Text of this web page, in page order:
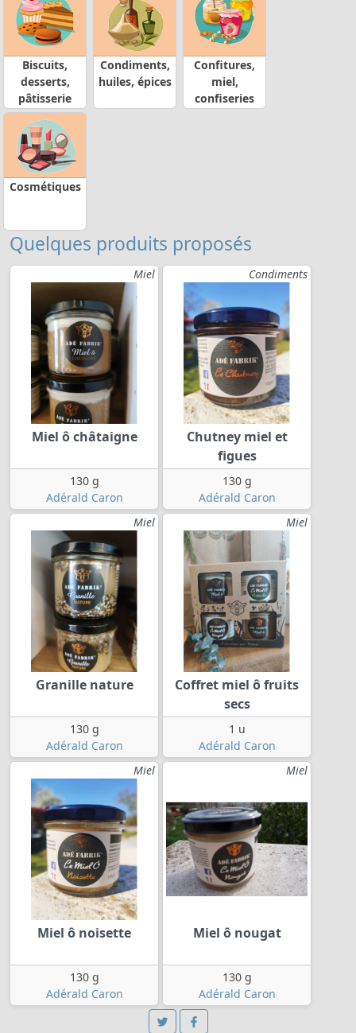
Biscuits,
desserts,
pâtisserie
Condiments,
huiles, épices
Confitures,
miel,
confiseries
Cosmétiques
Quelques produits proposés
Miel
Miel ô châtaigne
130 g
Adérald Caron
Condiments
Chutney miel et
figues
130 g
Adérald Caron
Miel
Granille nature
130 g
Adérald Caron
Miel
Coffret miel ô fruits
secs
1 u
Adérald Caron
Miel
Miel ô noisette
130 g
Adérald Caron
Miel
Miel ô nougat
130 g
Adérald Caron